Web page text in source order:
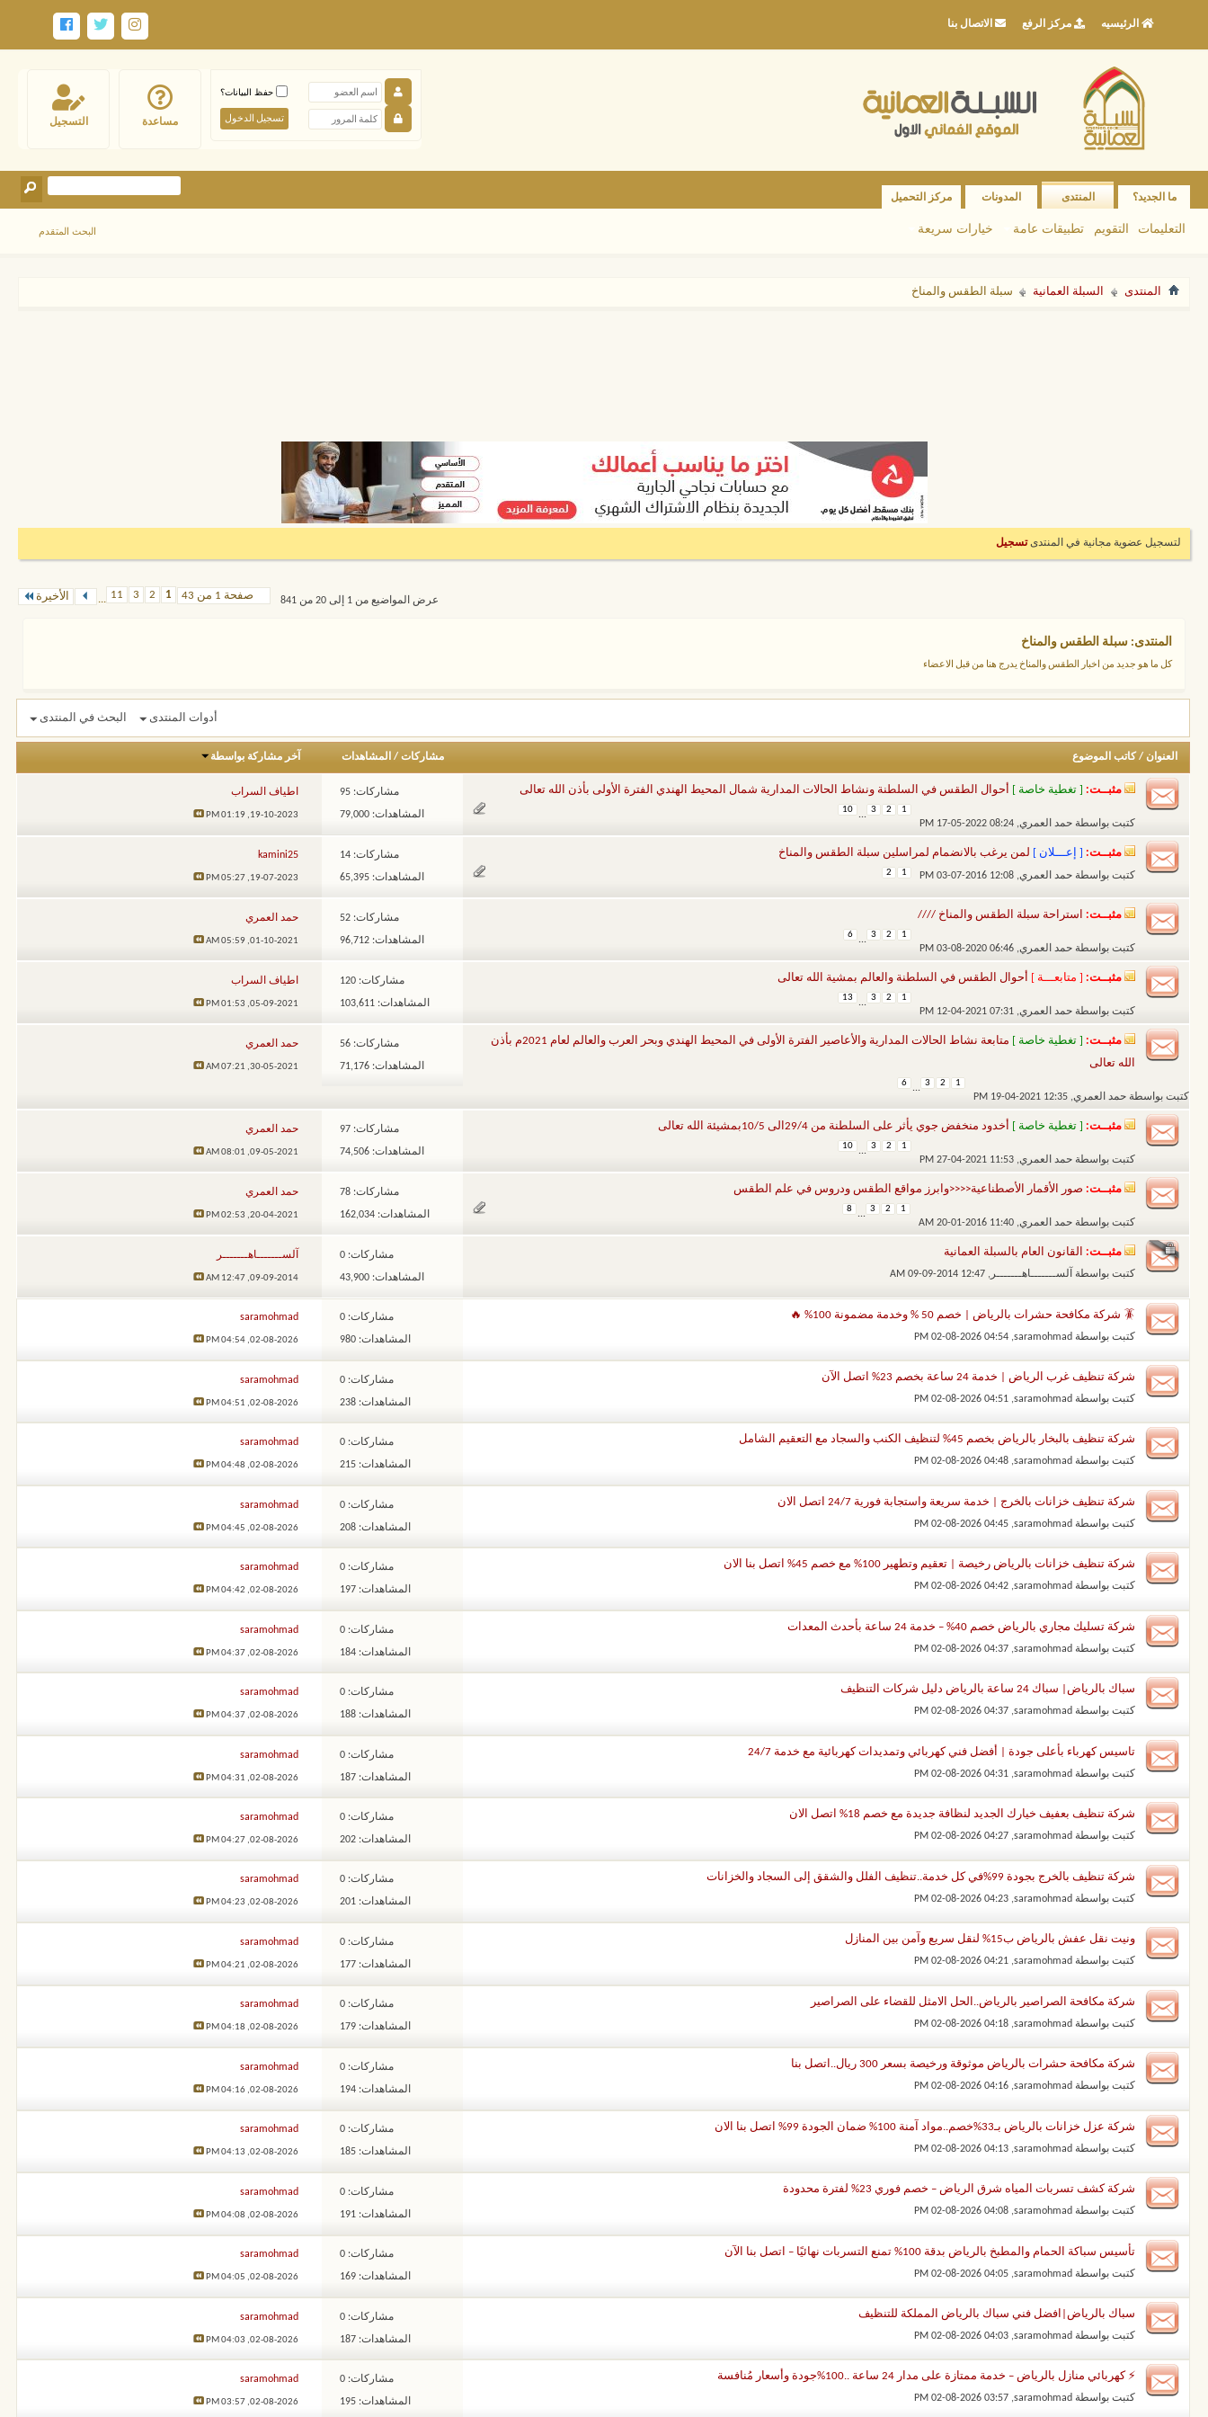
الرئيسيه مركز الرفع الاتصال بنا
التسجيل مساعدة
حفظ البيانات؟
ما الجديد؟ المنتدى
التعليمات التقويم تطبيقات عامة خيارات سريعة
المدونات مركز التحميل
البحث المتقدم
المنتدى السبلة العمانية سبلة الطقس والمناخ
لتسجيل عضوية مجانية في المنتدىتسجيل
صفحة 1 من 43 1
2
3
11
... الأخيرة عرض المواضيع من 1 إلى 20 من 841
المنتدى: سبلة الطقس والمناخ
كل ما هو جديد من اخبار الطقس والمناخ يدرج هنا من قبل الاعضاء
أدوات المنتدى البحث في المنتدى
العنوان / كاتب الموضوع مشاركات/ المشاهدات آخر مشاركة بواسطة
مثبــت: [ تغطية خاصة ] أحوال الطقس في السلطنة ونشاط الحالات المدارية شمال المحيط الهندي الفترة الأولى بأذن الله تعالى
كتبت بواسطة حمد العمري‏, 17-05-2022 08:24 PM
1
2
3
...
10
مشاركات: 95
المشاهدات: 79,000
اطياف السراب
19-10-2023,
01:19 PM
مثبــت: [ إعـــلان ] لمن يرغب بالانضمام لمراسلين سبلة الطقس والمناخ
كتبت بواسطة حمد العمري‏, 03-07-2016 12:08 PM
1
2
مشاركات: 14
المشاهدات: 65,395
kamini25
19-07-2023,
05:27 PM
مثبــت: استراحة سبلة الطقس والمناخ ////
كتبت بواسطة حمد العمري‏, 03-08-2020 06:46 PM
1
2
3
...
6
مشاركات: 52
المشاهدات: 96,712
حمد العمري
01-10-2021,
05:59 AM
مثبــت: [ متابعـــة ] أحوال الطقس في السلطنة والعالم بمشية الله تعالى
كتبت بواسطة حمد العمري‏, 12-04-2021 07:31 PM
1
2
3
...
13
مشاركات: 120
المشاهدات: 103,611
اطياف السراب
05-09-2021,
01:53 PM
مثبــت: [ تغطية خاصة ]
متابعة نشاط الحالات المدارية والأعاصير الفترة الأولى في المحيط الهندي وبحر العرب والعالم لعام 2021م بأذن
الله تعالى
كتبت بواسطة حمد العمري‏, 19-04-2021 12:35 PM
1
2
3
...
6
مشاركات: 56
المشاهدات: 71,176
حمد العمري
30-05-2021,
07:21 AM
مثبــت: [ تغطية خاصة ] أخدود منخفض جوي يأثر على السلطنة من 29/4الى 10/5بمشيئة الله تعالى
كتبت بواسطة حمد العمري‏, 27-04-2021 11:53 PM
1
2
3
...
10
مشاركات: 97
المشاهدات: 74,506
حمد العمري
09-05-2021,
08:01 AM
مثبــت: صور الأقمار الأصطناعية<<<<وابرز مواقع الطقس ودروس في علم الطقس
كتبت بواسطة حمد العمري‏, 20-01-2016 11:40 AM
1
2
3
...
8
مشاركات: 78
المشاهدات: 162,034
حمد العمري
20-04-2021,
02:53 PM
مثبــت: القانون العام بالسبلة العمانية
كتبت بواسطة آلســـــــاهـــــــر ‏, 09-09-2014 12:47 AM
مشاركات: 0
المشاهدات: 43,900
آلســـــــاهـــــــر
09-09-2014,
12:47 AM
🪳 شركة مكافحة حشرات بالرياض | خصم 50 % وخدمة مضمونة 100% 🔥
كتبت بواسطة saramohmad
‏, 02-08-2026 04:54 PM
مشاركات: 0
المشاهدات: 980
saramohmad
02-08-2026,
04:54 PM
شركة تنظيف غرب الرياض | خدمة 24 ساعة بخصم 23% اتصل الآن
كتبت بواسطة saramohmad
‏, 02-08-2026 04:51 PM
مشاركات: 0
المشاهدات: 238
saramohmad
02-08-2026,
04:51 PM
شركة تنظيف بالبخار بالرياض بخصم 45% لتنظيف الكنب والسجاد مع التعقيم الشامل
كتبت بواسطة saramohmad
‏, 02-08-2026 04:48 PM
مشاركات: 0
المشاهدات: 215
saramohmad
02-08-2026,
04:48 PM
شركة تنظيف خزانات بالخرج | خدمة سريعة واستجابة فورية 24/7 اتصل الان
كتبت بواسطة saramohmad
‏, 02-08-2026 04:45 PM
مشاركات: 0
المشاهدات: 208
saramohmad
02-08-2026,
04:45 PM
شركة تنظيف خزانات بالرياض رخيصة | تعقيم وتطهير 100% مع خصم 45% اتصل بنا الان
كتبت بواسطة saramohmad
‏, 02-08-2026 04:42 PM
مشاركات: 0
المشاهدات: 197
saramohmad
02-08-2026,
04:42 PM
شركة تسليك مجاري بالرياض خصم 40% – خدمة 24 ساعة بأحدث المعدات
كتبت بواسطة saramohmad
‏, 02-08-2026 04:37 PM
مشاركات: 0
المشاهدات: 184
saramohmad
02-08-2026,
04:37 PM
سباك بالرياض| سباك 24 ساعة بالرياض دليل شركات التنظيف
كتبت بواسطة saramohmad
‏, 02-08-2026 04:37 PM
مشاركات: 0
المشاهدات: 188
saramohmad
02-08-2026,
04:37 PM
تاسيس كهرباء بأعلى جودة | أفضل فني كهربائي وتمديدات كهربائية مع خدمة 24/7
كتبت بواسطة saramohmad
‏, 02-08-2026 04:31 PM
مشاركات: 0
المشاهدات: 187
saramohmad
02-08-2026,
04:31 PM
شركة تنظيف بعفيف خيارك الجديد لنظافة جديدة مع خصم 18% اتصل الان
كتبت بواسطة saramohmad
‏, 02-08-2026 04:27 PM
مشاركات: 0
المشاهدات: 202
saramohmad
02-08-2026,
04:27 PM
شركة تنظيف بالخرج بجودة 99%في كل خدمة..تنظيف الفلل والشقق إلى السجاد والخزانات
كتبت بواسطة saramohmad
‏, 02-08-2026 04:23 PM
مشاركات: 0
المشاهدات: 201
saramohmad
02-08-2026,
04:23 PM
ونيت نقل عفش بالرياض ب15% لنقل سريع وآمن بين المنازل
كتبت بواسطة saramohmad
‏, 02-08-2026 04:21 PM
مشاركات: 0
المشاهدات: 177
saramohmad
02-08-2026,
04:21 PM
شركة مكافحة الصراصير بالرياض..الحل الامثل للقضاء على الصراصير
كتبت بواسطة saramohmad
‏, 02-08-2026 04:18 PM
مشاركات: 0
المشاهدات: 179
saramohmad
02-08-2026,
04:18 PM
شركة مكافحة حشرات بالرياض موثوقة ورخيصة بسعر 300 ريال..اتصل بنا
كتبت بواسطة saramohmad
‏, 02-08-2026 04:16 PM
مشاركات: 0
المشاهدات: 194
saramohmad
02-08-2026,
04:16 PM
شركة عزل خزانات بالرياض بـ33%خصم..مواد آمنة 100% ضمان الجودة 99% اتصل بنا الان
كتبت بواسطة saramohmad
‏, 02-08-2026 04:13 PM
مشاركات: 0
المشاهدات: 185
saramohmad
02-08-2026,
04:13 PM
شركة كشف تسربات المياه شرق الرياض – خصم فوري 23% لفترة محدودة
كتبت بواسطة saramohmad
‏, 02-08-2026 04:08 PM
مشاركات: 0
المشاهدات: 191
saramohmad
02-08-2026,
04:08 PM
تأسيس سباكة الحمام والمطبخ بالرياض بدقة 100% تمنع التسربات نهائيًا – اتصل بنا الآن
كتبت بواسطة saramohmad
‏, 02-08-2026 04:05 PM
مشاركات: 0
المشاهدات: 169
saramohmad
02-08-2026,
04:05 PM
سباك بالرياض|افضل فني سباك بالرياض المملكة للتنظيف
كتبت بواسطة saramohmad
‏, 02-08-2026 04:03 PM
مشاركات: 0
المشاهدات: 187
saramohmad
02-08-2026,
04:03 PM
⚡ كهربائي منازل بالرياض – خدمة ممتازة على مدار 24 ساعة ..100%جودة وأسعار مُنافسة
كتبت بواسطة saramohmad
‏, 02-08-2026 03:57 PM
مشاركات: 0
المشاهدات: 195
saramohmad
02-08-2026,
03:57 PM